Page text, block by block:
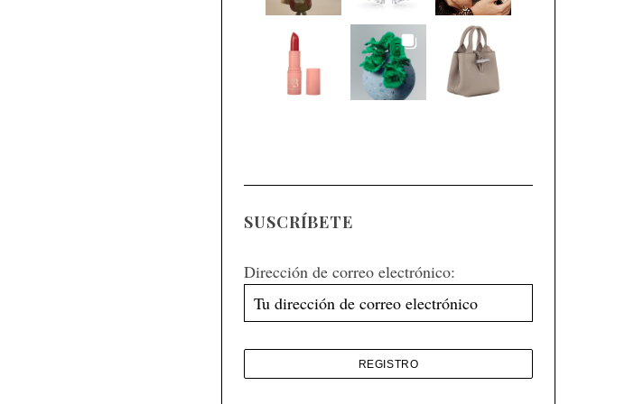
SUSCRÍBETE
Dirección de correo electrónico: